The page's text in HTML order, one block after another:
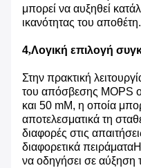
μπορεί να αυξηθεί
ικανότητας του αποθέτη.
4,Λογική επιλογή
Στην πρακτική
του απόσβεσης MOPS
και 50 mM, η οποία
αποτελεσματικά τη
διαφορές στις
διαφορετικά
να οδηγήσει σε αύξηση